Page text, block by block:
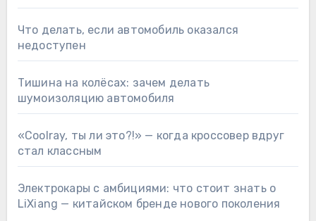
Что делать, если автомобиль оказался
недоступен
Тишина на колёсах: зачем делать
шумоизоляцию автомобиля
«Coolray, ты ли это?!» — когда кроссовер вдруг
стал классным
Электрокары с амбициями: что стоит знать о
LiXiang — китайском бренде нового поколения